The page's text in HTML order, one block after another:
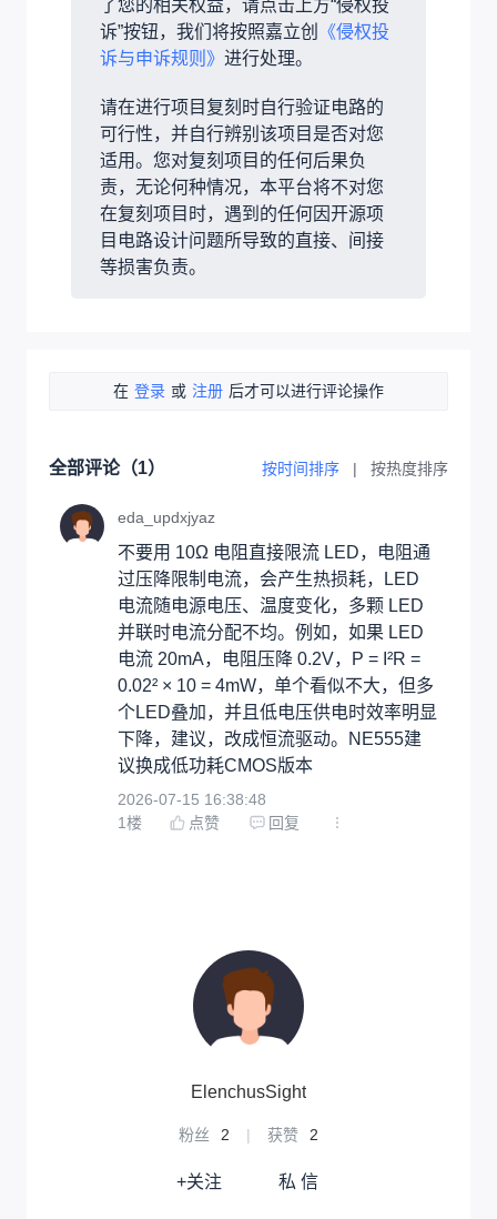
了您的相关权益，请点击上方“侵权投
诉”按钮，我们将按照嘉立创
《侵权投
诉与申诉规则》 进行处理。
请在进行项目复刻时自行验证电路的
可行性，并自行辨别该项目是否对您
适用。您对复刻项目的任何后果负
责，无论何种情况，本平台将不对您
在复刻项目时，遇到的任何因开源项
目电路设计问题所导致的直接、间接
等损害负责。
在 登录 或 注册 后才可以进行评论操作
全部评论（1） 按时间排序 | 按热度排序
eda_updxjyaz
不要用 10Ω 电阻直接限流 LED，电阻通
过压降限制电流，会产生热损耗，LED
电流随电源电压、温度变化，多颗 LED
并联时电流分配不均。例如，如果 LED
电流 20mA，电阻压降 0.2V，P = I²R =
0.02² × 10 = 4mW，单个看似不大，但多
个LED叠加，并且低电压供电时效率明显
下降，建议，改成恒流驱动。NE555建
议换成低功耗CMOS版本
2026-07-15 16:38:48
1楼 点赞 回复
ElenchusSight
粉丝 2 | 获赞 2
+关注 私 信